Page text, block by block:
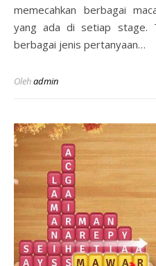
memecahkan berbagai
yang ada di setiap stage.
berbagai jenis pertanyaan…
Olehadmin